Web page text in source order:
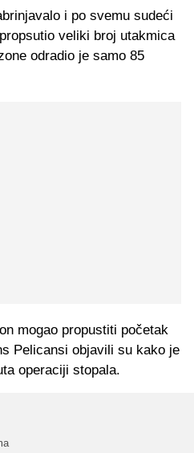
i po svemu sudeći
veliki broj utakmica
odradio je samo 85
mogao propustiti početak
Pelicansi objavili su kako je
operaciji stopala.